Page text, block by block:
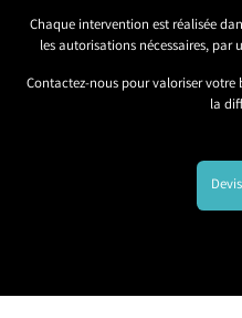
Chaque intervention est réalisée
les autorisations nécessaires, par
Contactez-nous pour valoriser
la